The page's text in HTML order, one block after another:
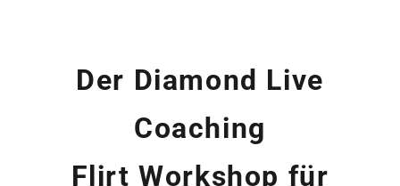
Der Diamond Live
Coaching
Flirt Workshop für